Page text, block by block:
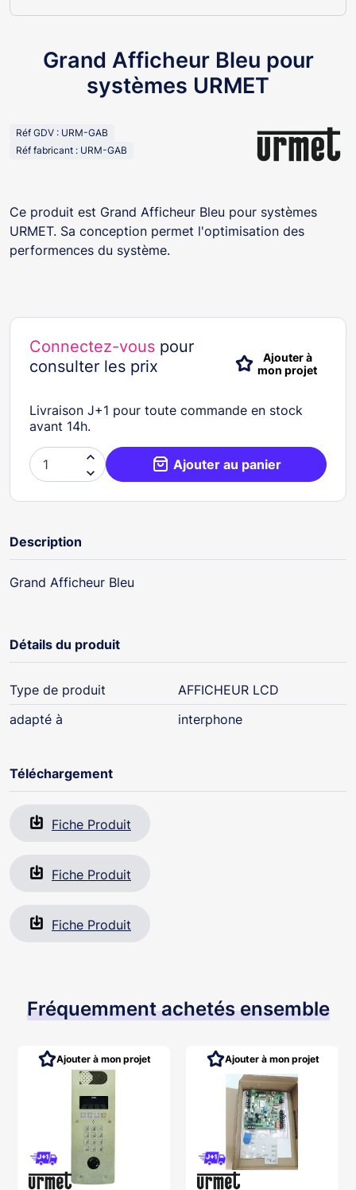
Grand Afficheur Bleu pour
systèmes URMET
Réf GDV : URM-GAB
Réf fabricant : URM-GAB
Ce produit est Grand Afficheur Bleu pour systèmes
URMET. Sa conception permet l'optimisation des
performences du système.
Connectez-vous pour
consulter les prix
Ajouter à
mon projet
Livraison J+1 pour toute commande en stock
avant 14h.

 Ajouter au panier
Description
Grand Afficheur Bleu
Détails du produit
Type de produit
AFFICHEUR LCD
adapté à
interphone
Téléchargement
Fiche Produit
Fiche Produit
Fiche Produit
Fréquemment achetés ensemble
Ajouter à mon projet Ajouter à mon projet